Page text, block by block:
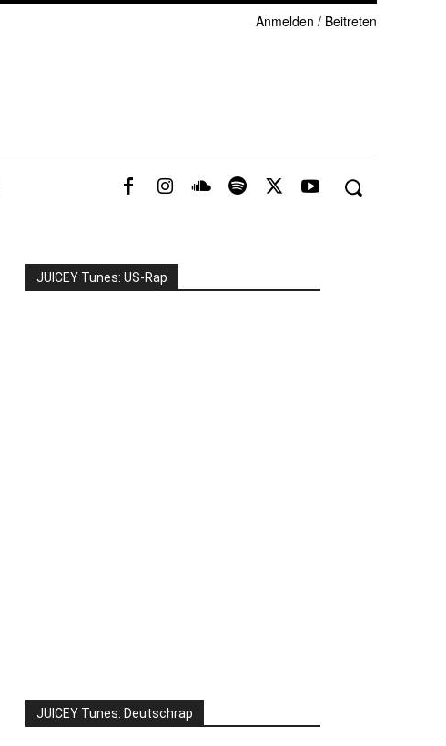
Anmelden / Beitreten
JUICEY Tunes: US-Rap
JUICEY Tunes: Deutschrap